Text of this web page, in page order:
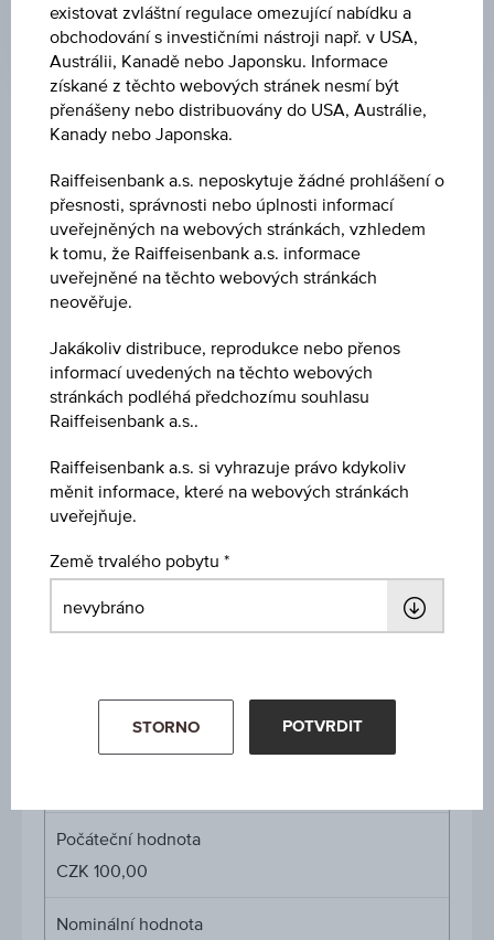
Klíčové údaje
Název
MSCI ESG Európa/Amerika bonusový certifikát
(CZK)
AT0000A38189 / RC1BJP
Podkladové aktivum
Výše ochrany kapitálu
-
Míra participace
CZK 159,00
Cena podkl. aktiva
Počáteční hodnota
CZK 100,00
Nominální hodnota
existovat zvláštní regulace omezující nabídku a
obchodování s investičními nástroji např. v USA,
Austrálii, Kanadě nebo Japonsku. Informace
získané z těchto webových stránek nesmí být
přenášeny nebo distribuovány do USA, Austrálie,
Kanady nebo Japonska.
Raiffeisenbank a.s. neposkytuje žádné prohlášení o
přesnosti, správnosti nebo úplnosti informací
uveřejněných na webových stránkách, vzhledem
k tomu, že Raiffeisenbank a.s. informace
uveřejněné na těchto webových stránkách
neověřuje.
Jakákoliv distribuce, reprodukce nebo přenos
informací uvedených na těchto webových
stránkách podléhá předchozímu souhlasu
Raiffeisenbank a.s..
Raiffeisenbank a.s. si vyhrazuje právo kdykoliv
měnit informace, které na webových stránkách
uveřejňuje.
Země trvalého pobytu
STORNO POTVRDIT